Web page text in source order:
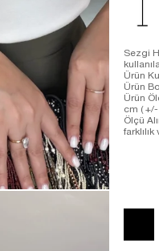
Sezgi
Ürün
Ürün
Ürün
cm (
Ölçü
farklılık